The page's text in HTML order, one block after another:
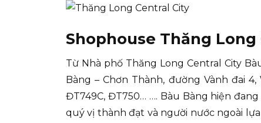
Shophouse Thăng
Từ Nhà phố Thăng Long Central City
Bàng – Chơn Thành, đường Vành đai
ĐT749C, ĐT750… …. Bàu Bàng hiện
quý vị thành đạt và người nước ngoài